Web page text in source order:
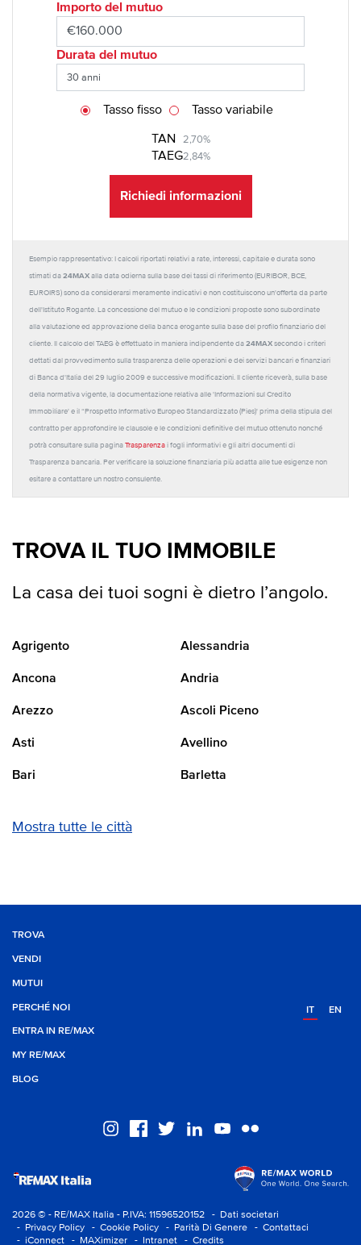
Importo del mutuo
Durata del mutuo
TAN 2,70%
TAEG2,84%
Tasso fisso Tasso variabile
Richiedi informazioni
Esempio rappresentativo: I calcoli riportati relativi a rate, interessi, capitale e durata sono
stimati da 24MAX alla data odierna sulla base dei tassi di riferimento (EURIBOR, BCE,
EUROIRS) sono da considerarsi meramente indicativi e non costituiscono un'offerta da parte
dell'Istituto Rogante. La concessione del mutuo e le condizioni proposte sono subordinate
alla valutazione ed approvazione della banca erogante sulla base del profilo finanziario del
cliente. Il calcolo del TAEG è effettuato in maniera indipendente da 24MAX secondo i criteri
dettati dal provvedimento sulla trasparenza delle operazioni e dei servizi bancari e finanziari
di Banca d'Italia del 29 luglio 2009 e successive modificazioni. Il cliente riceverà, sulla base
della normativa vigente, la documentazione relativa alle 'Informazioni sul Credito
Immobiliare' e il “Prospetto Informativo Europeo Standardizzato (Pies)' prima della stipula del
contratto per approfondire le clausole e le condizioni definitive del mutuo ottenuto nonché
potrà consultare sulla pagina Trasparenza i fogli informativi e gli altri documenti di
Trasparenza bancaria. Per verificare la soluzione finanziaria più adatta alle tue esigenze non
esitare a contattare un nostro consulente.
TROVA IL TUO IMMOBILE
La casa dei tuoi sogni è dietro l’angolo.
Agrigento Alessandria
Ancona Andria
Arezzo Ascoli Piceno
Asti Avellino
Bari Barletta
Mostra tutte le città
TROVA
VENDI
MUTUI
PERCHÉ NOI
ENTRA IN RE/MAX
MY RE/MAX
BLOG
IT EN
2026 © - RE/MAX Italia - P.IVA: 11596520152
- Dati societari
- Privacy Policy
- Cookie Policy - Parità Di Genere
- Contattaci
- iConnect
- MAXimizer - Intranet - Credits